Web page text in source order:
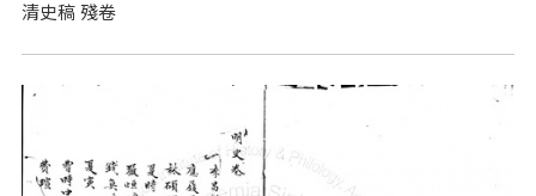
清史稿 殘卷